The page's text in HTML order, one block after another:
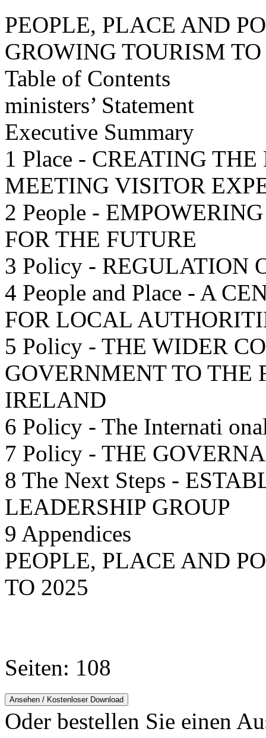
PEOPLE, PLACE AND
GROWING TOURISM TO
Table of Contents
ministers’ Statement
Executive Summary
1 Place - CREATING
MEETING VISITOR
2 People -
FOR THE FUTURE
3 Policy - REGULATION
4 People and Place - A
FOR LOCAL
5 Policy - THE WIDER
GOVERNMENT TO THE
IRELAND
6 Policy - The Internati
7 Policy - THE
8 The Next Steps -
LEADERSHIP GROUP
9 Appendices
PEOPLE, PLACE AND
TO 2025
Seiten: 108
Ansehen / Kostenloser Download
Oder bestellen Sie einen